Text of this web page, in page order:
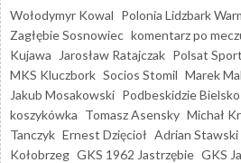
Wołodymyr Kowal Polonia Lidzbark
Zagłębie Sosnowiec komentarz po
Kujawa
Jarosław Ratajczak Polsat Sport
MKS Kluczbork Socios Stomil Marek
Jakub Mosakowski Podbeskidzie
koszykówka Tomasz Asensky Michał
Tanczyk Ernest Dzięcioł Adrian Stawski
Kołobrzeg GKS 1962 Jastrzębie GKS